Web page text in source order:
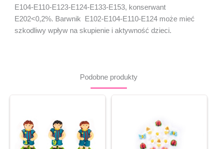
E104-E110-E123-E124-E133-E153, konserwant
E202<0,2%. Barwnik E102-E104-E110-E124 może mieć
szkodliwy wpływ na skupienie i aktywność dzieci.
Podobne produkty